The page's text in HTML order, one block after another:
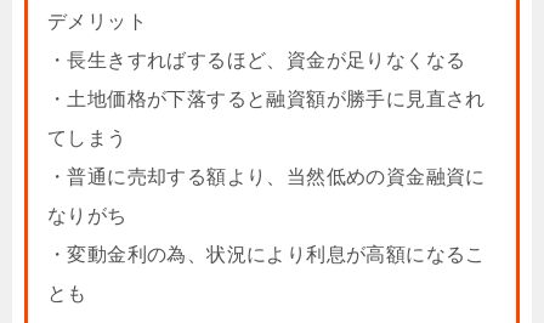
デメリット
・長生きすればするほど、資金が足りなくなる
・土地価格が下落すると融資額が勝手に見直され
てしまう
・普通に売却する額より、当然低めの資金融資に
なりがち
・変動金利の為、状況により利息が高額になるこ
とも